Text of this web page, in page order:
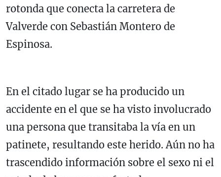
rotonda que conecta la carretera de
Valverde con Sebastián Montero de
Espinosa.
En el citado lugar se ha producido un
accidente en el que se ha visto involucrado
una persona que transitaba la vía en un
patinete, resultando este herido. Aún no ha
trascendido información sobre el sexo ni el